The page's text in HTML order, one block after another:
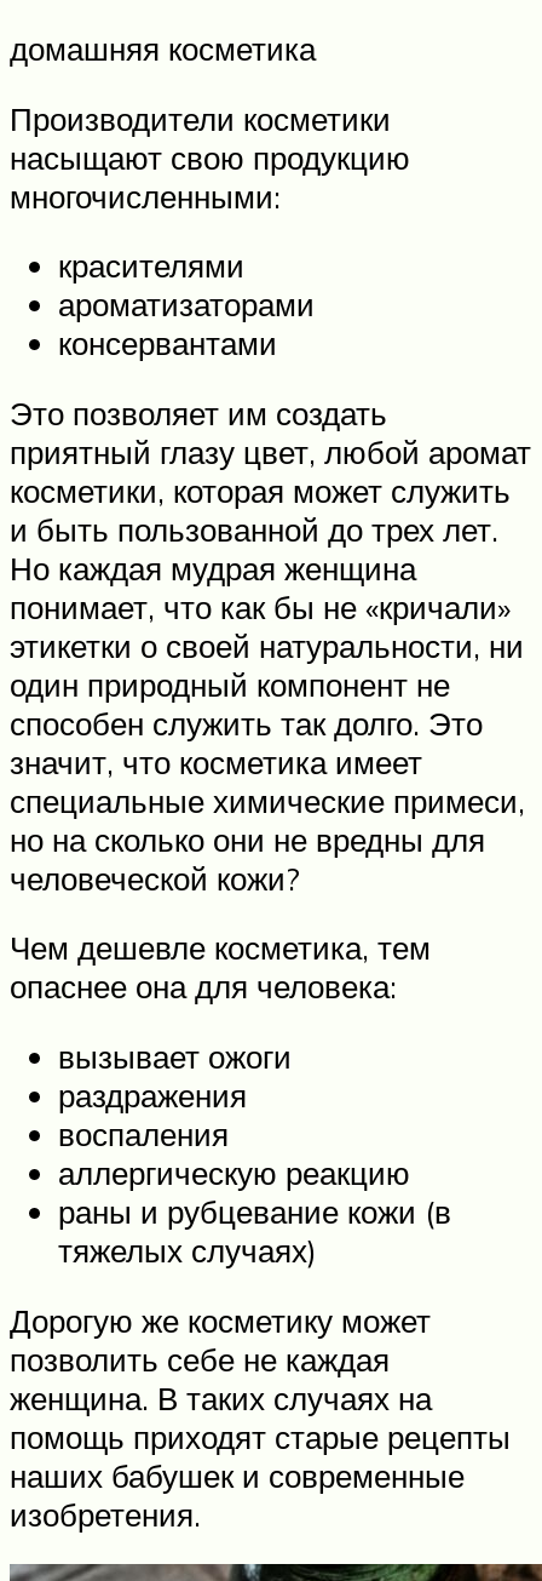
домашняя косметика
Производители косметики
насыщают свою продукцию
многочисленными:
красителями
ароматизаторами
консервантами
Это позволяет им создать
приятный глазу цвет, любой аромат
косметики, которая может служить
и быть пользованной до трех лет.
Но каждая мудрая женщина
понимает, что как бы не «кричали»
этикетки о своей натуральности, ни
один природный компонент не
способен служить так долго. Это
значит, что косметика имеет
специальные химические примеси,
но на сколько они не вредны для
человеческой кожи?
Чем дешевле косметика, тем
опаснее она для человека:
вызывает ожоги
раздражения
воспаления
аллергическую реакцию
раны и рубцевание кожи (в
тяжелых случаях)
Дорогую же косметику может
позволить себе не каждая
женщина. В таких случаях на
помощь приходят старые рецепты
наших бабушек и современные
изобретения.